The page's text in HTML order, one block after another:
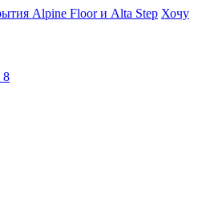
Alpine Floor и Alta Step Хочу
8